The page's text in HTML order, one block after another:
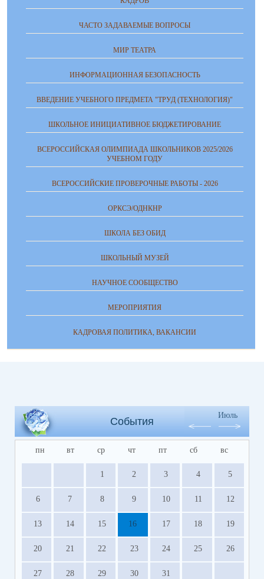
ЧАСТО ЗАДАВАЕМЫЕ ВОПРОСЫ
МИР ТЕАТРА
ИНФОРМАЦИОННАЯ БЕЗОПАСНОСТЬ
ВВЕДЕНИЕ УЧЕБНОГО ПРЕДМЕТА "ТРУД (ТЕХНОЛОГИЯ)"
ШКОЛЬНОЕ ИНИЦИАТИВНОЕ БЮДЖЕТИРОВАНИЕ
ВСЕРОССИЙСКАЯ ОЛИМПИАДА ШКОЛЬНИКОВ 2025/2026
УЧЕБНОМ ГОДУ
ВСЕРОССИЙСКИЕ ПРОВЕРОЧНЫЕ РАБОТЫ - 2026
ОРКСЭ/ОДНКНР
ШКОЛА БЕЗ ОБИД
ШКОЛЬНЫЙ МУЗЕЙ
НАУЧНОЕ СООБЩЕСТВО
МЕРОПРИЯТИЯ
КАДРОВАЯ ПОЛИТИКА, ВАКАНСИИ
События
Июль
пн вт ср чт пт сб вс
1 2 3 4 5
6 7 8 9 10 11 12
13 14 15 16 17 18 19
20 21 22 23 24 25 26
27 28 29 30 31